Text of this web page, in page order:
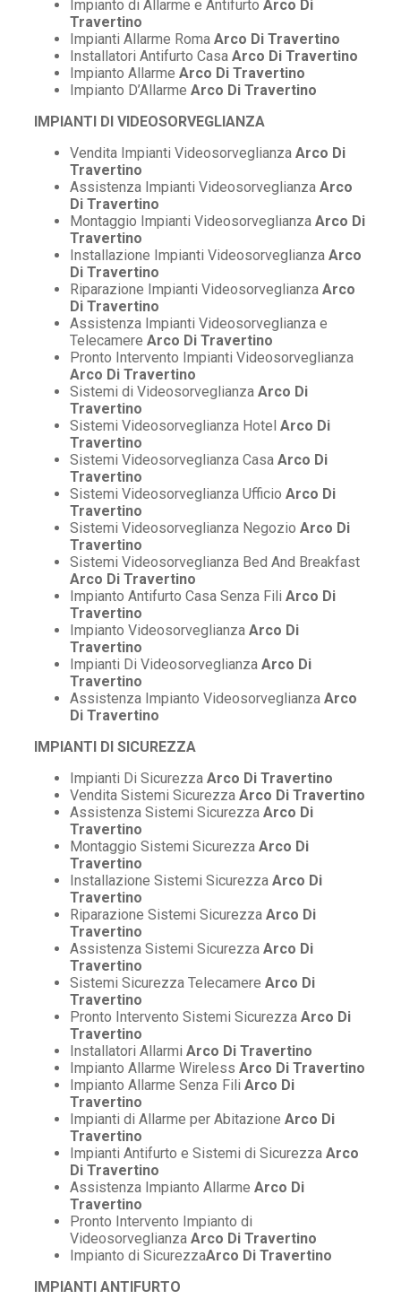
Impianto di Allarme e Antifurto Arco Di
Travertino
Impianti Allarme Roma Arco Di Travertino
Installatori Antifurto Casa Arco Di Travertino
Impianto Allarme Arco Di Travertino
Impianto D’Allarme Arco Di Travertino
IMPIANTI DI VIDEOSORVEGLIANZA
Vendita Impianti Videosorveglianza Arco Di
Travertino
Assistenza Impianti Videosorveglianza Arco
Di Travertino
Montaggio Impianti Videosorveglianza Arco Di
Travertino
Installazione Impianti Videosorveglianza Arco
Di Travertino
Riparazione Impianti Videosorveglianza Arco
Di Travertino
Assistenza Impianti Videosorveglianza e
Telecamere Arco Di Travertino
Pronto Intervento Impianti Videosorveglianza
Arco Di Travertino
Sistemi di Videosorveglianza Arco Di
Travertino
Sistemi Videosorveglianza Hotel Arco Di
Travertino
Sistemi Videosorveglianza Casa Arco Di
Travertino
Sistemi Videosorveglianza Ufficio Arco Di
Travertino
Sistemi Videosorveglianza Negozio Arco Di
Travertino
Sistemi Videosorveglianza Bed And Breakfast
Arco Di Travertino
Impianto Antifurto Casa Senza Fili Arco Di
Travertino
Impianto Videosorveglianza Arco Di
Travertino
Impianti Di Videosorveglianza Arco Di
Travertino
Assistenza Impianto Videosorveglianza Arco
Di Travertino
IMPIANTI DI SICUREZZA
Impianti Di Sicurezza Arco Di Travertino
Vendita Sistemi Sicurezza Arco Di Travertino
Assistenza Sistemi Sicurezza Arco Di
Travertino
Montaggio Sistemi Sicurezza Arco Di
Travertino
Installazione Sistemi Sicurezza Arco Di
Travertino
Riparazione Sistemi Sicurezza Arco Di
Travertino
Assistenza Sistemi Sicurezza Arco Di
Travertino
Sistemi Sicurezza Telecamere Arco Di
Travertino
Pronto Intervento Sistemi Sicurezza Arco Di
Travertino
Installatori Allarmi Arco Di Travertino
Impianto Allarme Wireless Arco Di Travertino
Impianto Allarme Senza Fili Arco Di
Travertino
Impianti di Allarme per Abitazione Arco Di
Travertino
Impianti Antifurto e Sistemi di Sicurezza Arco
Di Travertino
Assistenza Impianto Allarme Arco Di
Travertino
Pronto Intervento Impianto di
Videosorveglianza Arco Di Travertino
Impianto di SicurezzaArco Di Travertino
IMPIANTI ANTIFURTO